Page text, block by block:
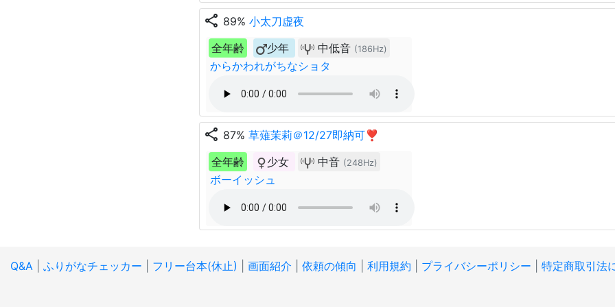
share 89% 小太刀虚夜
全年齢
少年 中低音 (186Hz)
からかわれがちなショタ
share 87% 草薙茉莉＠12/27即納可❣
全年齢
少女 中音 (248Hz)
ボーイッシュ
Q&A ふりがなチェッカー フリー台本(休止) 画面紹介 依頼の傾向 利用規約 プライバシーポリシー 特定商取引法